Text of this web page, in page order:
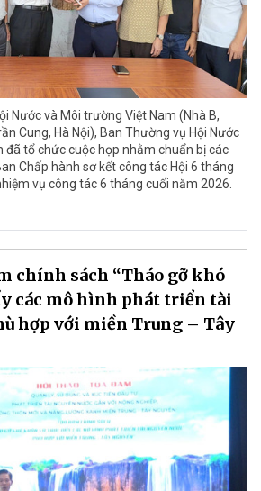
Nước và Môi trường Việt Nam (Nhà B,
Cung, Hà Nội), Ban Thường vụ Hội Nước
đã tổ chức cuộc họp nhằm chuẩn bị các
Chấp hành sơ kết công tác Hội 6 tháng
vụ công tác 6 tháng cuối năm 2026.
chính sách “Tháo gỡ khó
các mô hình phát triển tài
hợp với miền Trung – Tây